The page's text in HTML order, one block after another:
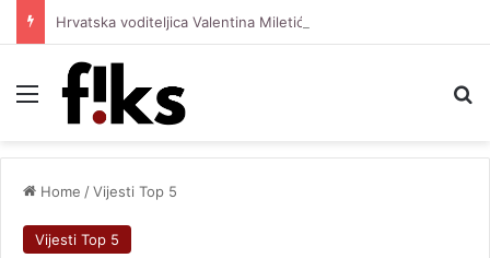
Menu
Home /Vijesti Top 5
Vijesti Top 5